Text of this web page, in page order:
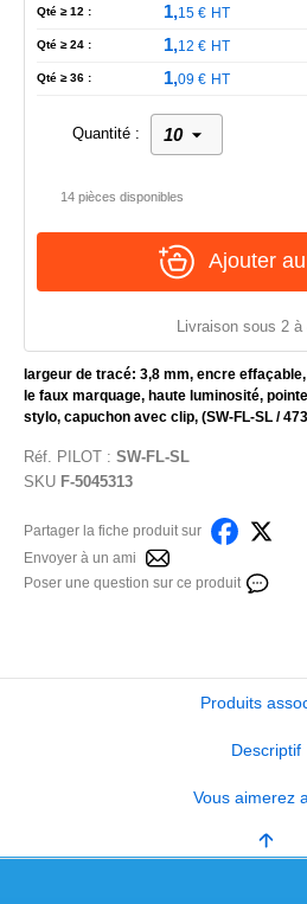
largeur de tracé: 3,8 mm, encre
le faux marquage, haute luminosité,
stylo, capuchon avec clip, (SW-FL-SL /
Réf. PILOT: SW-FL-SL
SKU F-5045313
Partager la fiche produit sur
Envoyer à un ami
Poser une question sur ce produit
Qté ≥ 12 : 1,15€ HT
Qté ≥ 24 : 1,12 € HT
Qté ≥ 36 : 1,09€ HT
Quantité :
14 pièces disponibles
Ajouter
Livraison sous 2 à
Produits
Descriptif
Vous aimerez